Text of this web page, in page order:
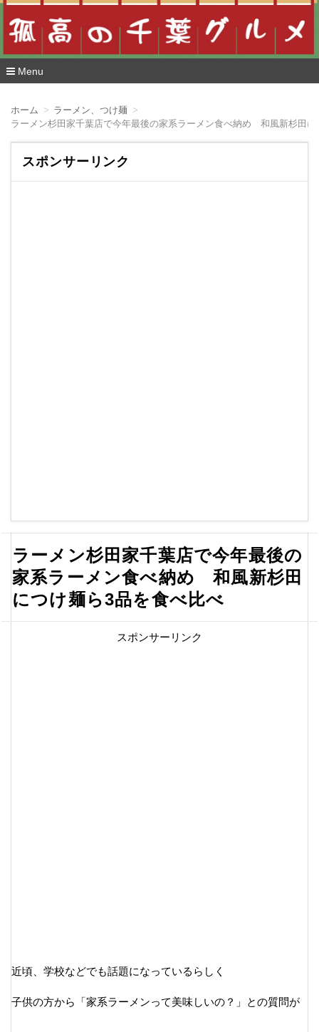
Menu
ホーム
ラーメン、つけ麺
ラーメン杉田家千葉店で今年最後の家系ラーメン食べ納め 和風新杉田に
スポンサーリンク
ラーメン杉田家千葉店で今年最後の
家系ラーメン食べ納め 和風新杉田
につけ麺ら3品を食べ比べ
スポンサーリンク
近頃、学校などでも話題になっているらしく
子供の方から「家系ラーメンって美味しいの？」との質問が